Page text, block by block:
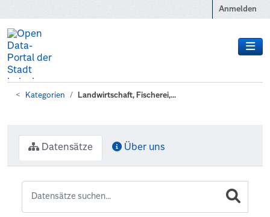
Anmelden
Kategorien Landwirtschaft, Fischerei,...
Datensätze Über uns